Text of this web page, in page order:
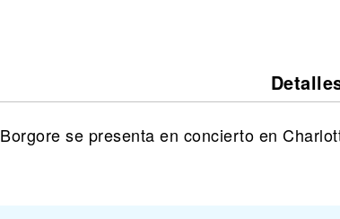
Borgore se presenta en concierto en